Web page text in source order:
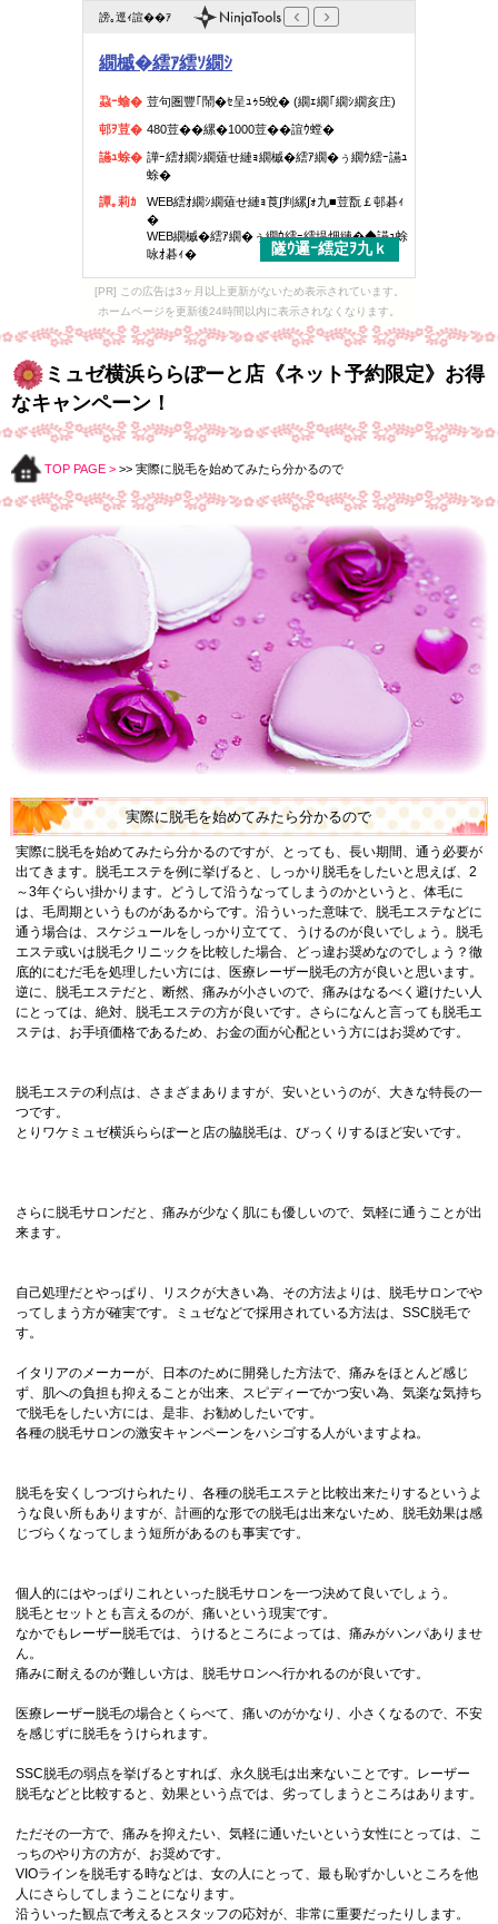
[PR] この広告は3ヶ月以上更新がないため表示されています。
ホームページを更新後24時間以内に表示されなくなります。
ミュゼ横浜ららぽーと店《ネット予約限定》お得
なキャンペーン！
TOP PAGE > >> 実際に脱毛を始めてみたら分かるので
実際に脱毛を始めてみたら分かるので
実際に脱毛を始めてみたら分かるのですが、とっても、長い期間、通う必要が
出てきます。脱毛エステを例に挙げると、しっかり脱毛をしたいと思えば、2
～3年ぐらい掛かります。どうして沿うなってしまうのかというと、体毛に
は、毛周期というものがあるからです。沿ういった意味で、脱毛エステなどに
通う場合は、スケジュールをしっかり立てて、うけるのが良いでしょう。脱毛
エステ或いは脱毛クリニックを比較した場合、どっ違お奨めなのでしょう？徹
底的にむだ毛を処理したい方には、医療レーザー脱毛の方が良いと思います。
逆に、脱毛エステだと、断然、痛みが小さいので、痛みはなるべく避けたい人
にとっては、絶対、脱毛エステの方が良いです。さらになんと言っても脱毛エ
ステは、お手頃価格であるため、お金の面が心配という方にはお奨めです。
脱毛エステの利点は、さまざまありますが、安いというのが、大きな特長の一
つです。
とりワケミュゼ横浜ららぽーと店の脇脱毛は、びっくりするほど安いです。
さらに脱毛サロンだと、痛みが少なく肌にも優しいので、気軽に通うことが出
来ます。
自己処理だとやっぱり、リスクが大きい為、その方法よりは、脱毛サロンでや
ってしまう方が確実です。ミュゼなどで採用されている方法は、SSC脱毛で
す。
イタリアのメーカーが、日本のために開発した方法で、痛みをほとんど感じ
ず、肌への負担も抑えることが出来、スピディーでかつ安い為、気楽な気持ち
で脱毛をしたい方には、是非、お勧めしたいです。
各種の脱毛サロンの激安キャンペーンをハシゴする人がいますよね。
脱毛を安くしつづけられたり、各種の脱毛エステと比較出来たりするというよ
うな良い所もありますが、計画的な形での脱毛は出来ないため、脱毛効果は感
じづらくなってしまう短所があるのも事実です。
個人的にはやっぱりこれといった脱毛サロンを一つ決めて良いでしょう。
脱毛とセットとも言えるのが、痛いという現実です。
なかでもレーザー脱毛では、うけるところによっては、痛みがハンパありませ
ん。
痛みに耐えるのが難しい方は、脱毛サロンへ行かれるのが良いです。
医療レーザー脱毛の場合とくらべて、痛いのがかなり、小さくなるので、不安
を感じずに脱毛をうけられます。
SSC脱毛の弱点を挙げるとすれば、永久脱毛は出来ないことです。レーザー
脱毛などと比較すると、効果という点では、劣ってしまうところはあります。
ただその一方で、痛みを抑えたい、気軽に通いたいという女性にとっては、こ
っちのやり方の方が、お奨めです。
VIOラインを脱毛する時などは、女の人にとって、最も恥ずかしいところを他
人にさらしてしまうことになります。
沿ういった観点で考えるとスタッフの応対が、非常に重要だったりします。